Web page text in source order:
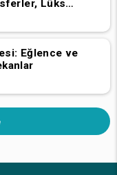
Lüks
Konserler
Eğlence ve